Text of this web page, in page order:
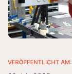
VERÖFFENTLICHT AM: